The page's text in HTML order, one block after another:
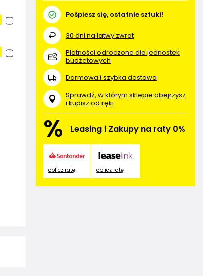
Pośpiesz się, ostatnie sztuki!
30 dni na łatwy zwrot
Płatności odroczone dla jednostek
budżetowych
Darmowa i szybka dostawa
Sprawdź, w którym sklepie obejrzysz
i kupisz od ręki
% Leasing i Zakupy na raty 0%
oblicz ratę oblicz ratę